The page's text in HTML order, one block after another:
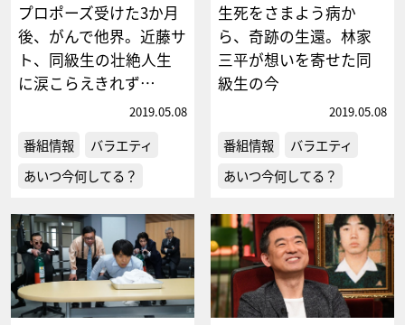
プロポーズ受けた3か月
後、がんで他界。近藤サ
ト、同級生の壮絶人生
に涙こらえきれず…
2019.05.08
番組情報
バラエティ
あいつ今何してる？
生死をさまよう病か
ら、奇跡の生還。林家
三平が想いを寄せた同
級生の今
2019.05.08
番組情報
バラエティ
あいつ今何してる？